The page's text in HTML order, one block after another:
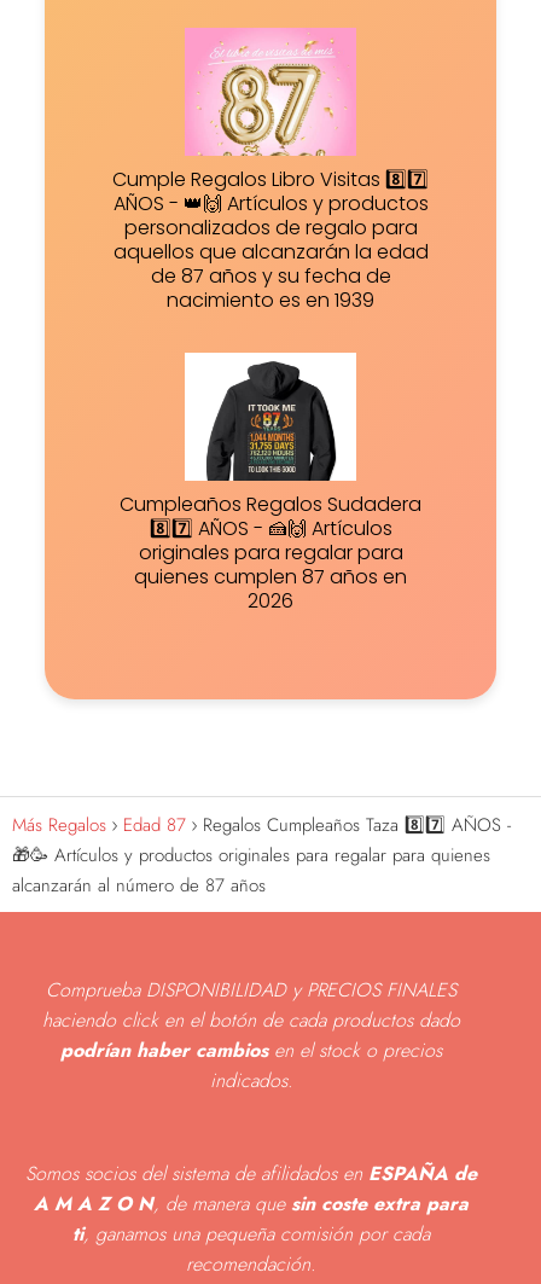
Cumple Regalos Libro Visitas 8️⃣7️⃣
AÑOS - 👑🙌 Artículos y productos
personalizados de regalo para
aquellos que alcanzarán la edad
de 87 años y su fecha de
nacimiento es en 1939
Cumpleaños Regalos Sudadera
8️⃣7️⃣ AÑOS - 🍰🙌 Artículos
originales para regalar para
quienes cumplen 87 años en
2026
Más Regalos Edad 87
Regalos Cumpleaños Taza 8️⃣7️⃣ AÑOS -
🎁🥳 Artículos y productos originales para regalar para quienes
alcanzarán al número de 87 años
Comprueba DISPONIBILIDAD y PRECIOS FINALES
haciendo click en el botón de cada productos dado
podrían haber cambiosen el stock o precios
indicados.
Somos socios del sistema de afilidados en ESPAÑA de
A M A Z O N, de manera que sin coste extra para
ti, ganamos una pequeña comisión por cada
recomendación.